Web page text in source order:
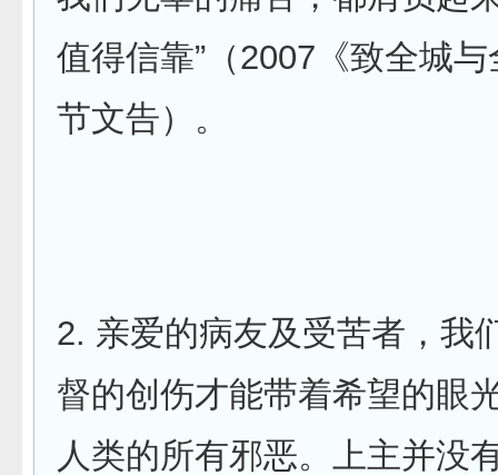
值得信靠”（2007《致全城
节文告）。
2. 亲爱的病友及受苦者，我
督的创伤才能带着希望的眼
人类的所有邪恶。上主并没